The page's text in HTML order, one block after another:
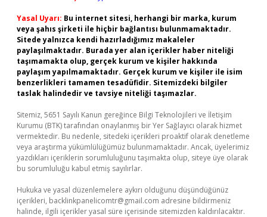
Yasal Uyarı: Bu internet sitesi, herhangi bir marka, kurum
veya şahıs şirketi ile hiçbir bağlantısı bulunmamaktadır.
Sitede yalnızca kendi hazırladığımız makaleler
paylaşılmaktadır. Burada yer alan içerikler haber niteliği
taşımamakta olup, gerçek kurum ve kişiler hakkında
paylaşım yapılmamaktadır. Gerçek kurum ve kişiler ile isim
benzerlikleri tamamen tesadüfidir. Sitemizdeki bilgiler
taslak halindedir ve tavsiye niteliği taşımazlar.
Sitemiz, 5651 Sayılı Kanun gereğince Bilgi Teknolojileri ve İletişim
Kurumu (BTK) tarafından onaylanmış bir Yer Sağlayıcı olarak hizmet
vermektedir. Bu nedenle, sitedeki içerikleri proaktif olarak denetleme
veya araştırma yükümlülüğümüz bulunmamaktadır. Ancak, üyelerimiz
yazdıkları içeriklerin sorumluluğunu taşımakta olup, siteye üye olarak
bu sorumluluğu kabul etmiş sayılırlar.
Hukuka ve yasal düzenlemelere aykırı olduğunu düşündüğünüz
içerikleri, backlinkpanelicomtr@gmail.com adresine bildirmeniz
halinde, ilgili içerikler yasal süre içerisinde sitemizden kaldırılacaktır.